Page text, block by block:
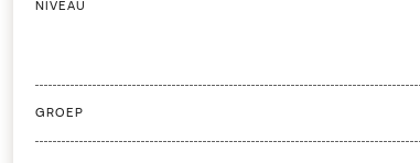
NIVEAU
GROEP